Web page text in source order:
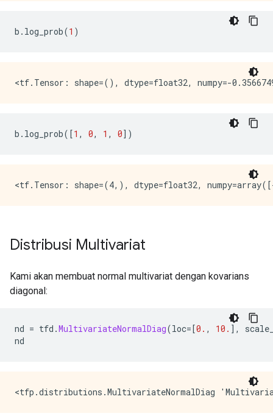
b . log_prob(1 )
b . log_prob([1 , 0, 1 , 0])
Distribusi Multivariat
Kami akan membuat normal multivariat dengan kovarians
diagonal:
nd = tfd .MultivariateNormalDiag(loc=[0. , 10. ],
nd